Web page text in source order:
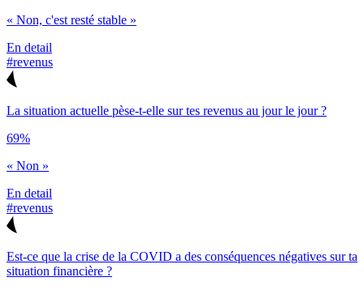
« Non, c'est resté stable »
En detail
#revenus
La situation actuelle pèse-t-elle sur tes revenus au jour le jour ?
69%
« Non »
En detail
#revenus
Est-ce que la crise de la COVID a des conséquences négatives sur ta
situation financière ?